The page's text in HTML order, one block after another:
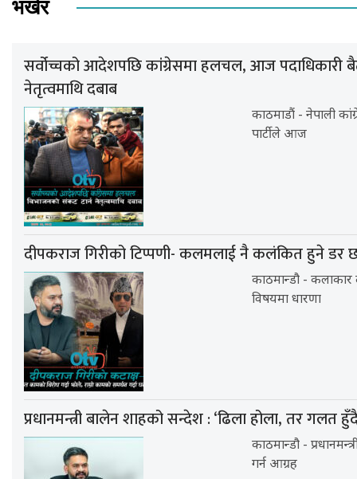
भर्खर
सर्वोच्चको आदेशपछि कांग्रेसमा हलचल, आज पदाधिकारी
नेतृत्वमाथि दबाब
काठमाडौं - नेपाली
पार्टीले आज
दीपकराज गिरीको टिप्पणी- कलमलाई नै कलंकित हुने डर
काठमान्डौ - कलाकार
विषयमा धारणा
प्रधानमन्त्री बालेन शाहको सन्देश : ‘ढिला होला, तर गलत
काठमान्डौ -
गर्न आग्रह